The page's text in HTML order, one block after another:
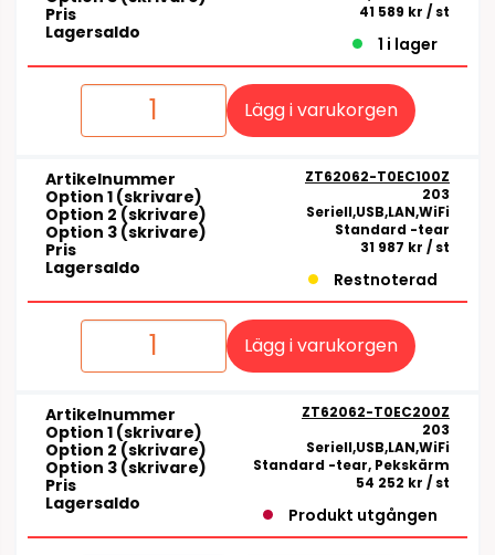
Pris 41 589 kr / st
Lagersaldo
1 i lager
Lägg i varukorgen
Artikelnummer ZT62062-T0EC100Z
Option 1 (skrivare) 203
Option 2 (skrivare) Seriell,USB,LAN,WiFi
Option 3 (skrivare) Standard -tear
Pris 31 987 kr / st
Lagersaldo
Restnoterad
Lägg i varukorgen
Artikelnummer ZT62062-T0EC200Z
Option 1 (skrivare) 203
Option 2 (skrivare) Seriell,USB,LAN,WiFi
Option 3 (skrivare) Standard -tear, Pekskärm
Pris 54 252 kr / st
Lagersaldo
Produkt utgången